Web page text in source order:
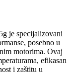
je specijalizovani
posebno u
motorima. Ovaj
efikasan
i zaštitu u